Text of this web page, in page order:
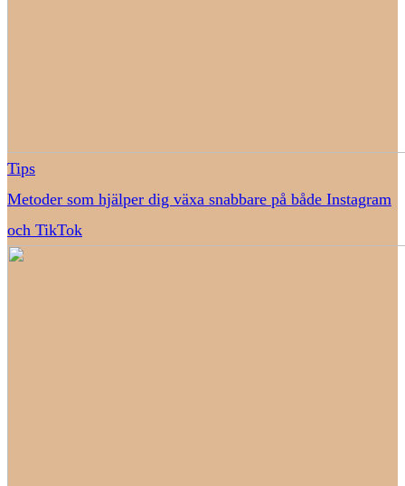
Tips
Metoder som hjälper dig växa snabbare på både Instagram
och TikTok